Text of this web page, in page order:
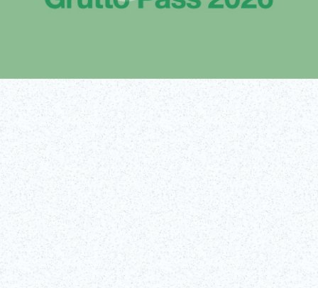
En savoir plus !
Obtenir des
billets !